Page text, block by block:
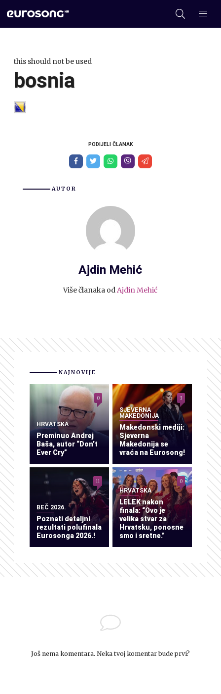
this should not be used
bosnia
PODIJELI ČLANAK
AUTOR
Ajdin Mehić
Više članaka odAjdin Mehić
NAJNOVIJE
HRVATSKA
Preminuo Andrej
Baša, autor “Don’t
Ever Cry”
0
SJEVERNA
MAKEDONIJA
Makedonski mediji:
Sjeverna
Makedonija se
vraća na Eurosong!
3
BEČ 2026.
Poznati detaljni
rezultati polufinala
Eurosonga 2026.!
11
HRVATSKA
LELEK nakon
finala: “Ovo je
velika stvar za
Hrvatsku, ponosne
smo i sretne.”
0
Još nema komentara. Neka tvoj komentar bude prvi?